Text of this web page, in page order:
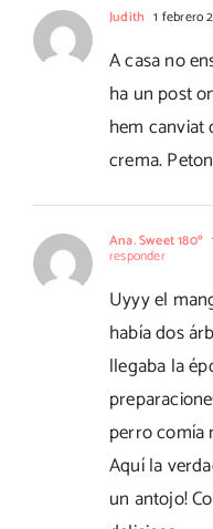
Judith 1 febrero
A casa no
ha un post
hem canviat
crema.
Ana. Sweet 180º
responder
Uyyy el
había dos
llegaba la
perro comía
Aquí la
un antojo!